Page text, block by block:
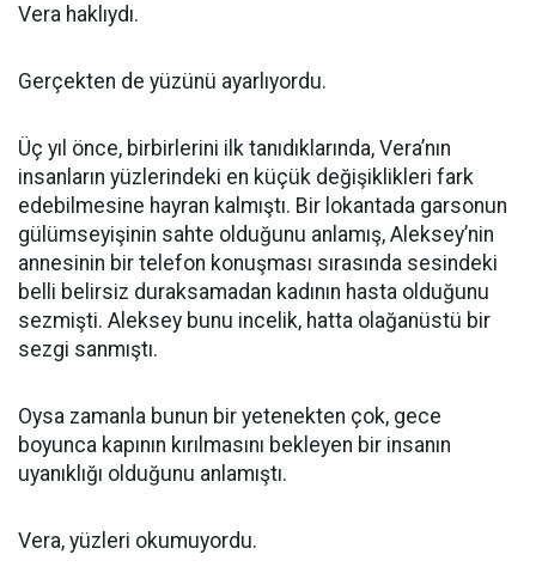
Vera haklıydı.
Gerçekten de yüzünü ayarlıyordu.
Üç yıl önce, birbirlerini ilk tanıdıklarında, Vera’nın
insanların yüzlerindeki en küçük değişiklikleri fark
edebilmesine hayran kalmıştı. Bir lokantada garsonun
gülümseyişinin sahte olduğunu anlamış, Aleksey’nin
annesinin bir telefon konuşması sırasında sesindeki
belli belirsiz duraksamadan kadının hasta olduğunu
sezmişti. Aleksey bunu incelik, hatta olağanüstü bir
sezgi sanmıştı.
Oysa zamanla bunun bir yetenekten çok, gece
boyunca kapının kırılmasını bekleyen bir insanın
uyanıklığı olduğunu anlamıştı.
Vera, yüzleri okumuyordu.